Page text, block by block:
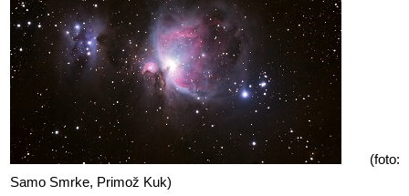
(foto:
Samo Smrke, Primož Kuk)